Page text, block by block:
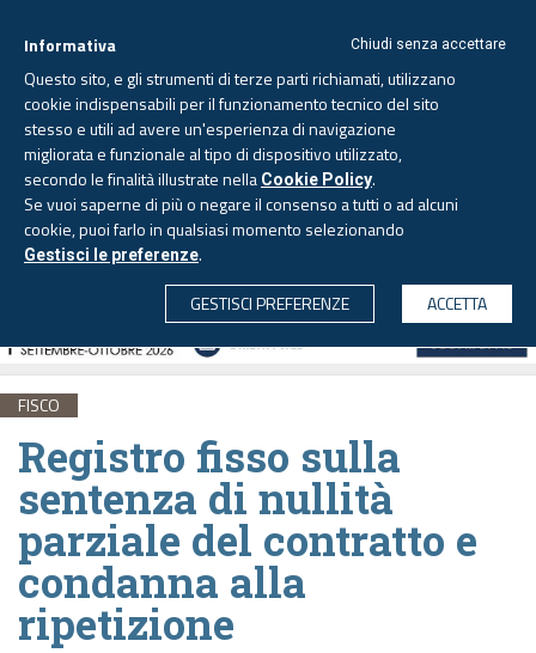
CERCA
Domenica, 9 agosto 2026
FISCO
Registro fisso sulla
sentenza di nullità
parziale del contratto e
condanna alla
ripetizione
Chiudi senza accettare
Informativa
Questo sito, e gli strumenti di terze parti richiamati, utilizzano
cookie indispensabili per il funzionamento tecnico del sito
stesso e utili ad avere un'esperienza di navigazione
migliorata e funzionale al tipo di dispositivo utilizzato,
secondo le finalità illustrate nella Cookie Policy.
Se vuoi saperne di più o negare il consenso a tutti o ad alcuni
cookie, puoi farlo in qualsiasi momento selezionando
Gestisci le preferenze.
GESTISCI PREFERENZE
ACCETTA